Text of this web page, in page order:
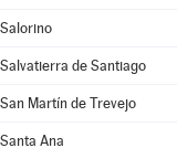
Salorino
Salvatierra de Santiago
San Martín de Trevejo
Santa Ana